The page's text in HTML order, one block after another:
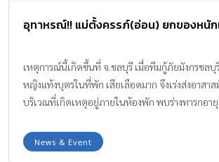
อุทาหรณ์!! แม่ตั้งครรภ์(อ่อน) ยกของหนั
เหตุการณ์นี้เกิดขึ้นที่ จ.ชลบุรี เมื่อทีมกู้ภัยมังกรชลบุ
หญิงแท้งบุตรในที่พัก เสียเลือดมาก จึงเร่งส่งอาสา
บริเวณที่เกิดเหตุอยู่ภายในห้องพัก พบร่างทารกอา
(สัญชาติกระเหรี่ยง) ตั้งท้องมาได้ 3 เดือน (เจ้าหน้า
เดือนแล้ว) ได้ไปยกของหนักเมื่อวานที่ผ่านมา … พอ
News & Event